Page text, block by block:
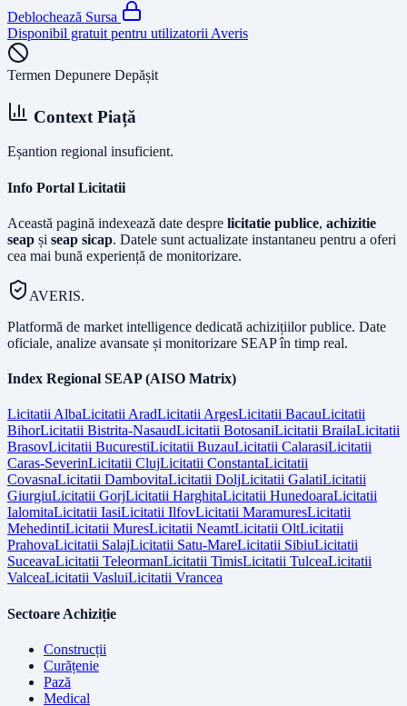
Deblochează Sursa
Disponibil gratuit pentru utilizatorii Averis
Termen Depunere Depășit
Context Piață
Eșantion regional insuficient.
Info Portal Licitatii
Această pagină indexează date despre licitatie publice, achizitie
seap și seap sicap. Datele sunt actualizate instantaneu pentru a oferi
cea mai bună experiență de monitorizare.
AVERIS.
Platformă de market intelligence dedicată achizițiilor publice. Date
oficiale, analize avansate și monitorizare SEAP în timp real.
Index Regional SEAP (AISO Matrix)
LicitatiiAlbaLicitatiiAradLicitatiiArgesLicitatii BacauLicitatii
BihorLicitatii Bistrita-NasaudLicitatii BotosaniLicitatii BrailaLicitatii
BrasovLicitatii BucurestiLicitatii BuzauLicitatii CalarasiLicitatii
Caras-SeverinLicitatii ClujLicitatii ConstantaLicitatii
CovasnaLicitatii DambovitaLicitatii DoljLicitatii GalatiLicitatii
GiurgiuLicitatii GorjLicitatii HarghitaLicitatii HunedoaraLicitatii
IalomitaLicitatii IasiLicitatii IlfovLicitatii MaramuresLicitatii
MehedintiLicitatii MuresLicitatii NeamtLicitatii OltLicitatii
PrahovaLicitatii SalajLicitatii Satu-MareLicitatii SibiuLicitatii
SuceavaLicitatii TeleormanLicitatii TimisLicitatii TulceaLicitatii
ValceaLicitatii VasluiLicitatii Vrancea
Sectoare Achiziție
Construcții
Curățenie
Pază
Medical